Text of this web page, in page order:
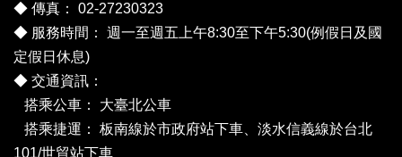
◆ 傳真： 02-27230323
◆ 服務時間： 週一至週五上午8:30至下午5:30(例假日及國
定假日休息)
◆ 交通資訊：
搭乘公車： 大臺北公車
搭乘捷運： 板南線於市政府站下車、淡水信義線於台北
101/世貿站下車